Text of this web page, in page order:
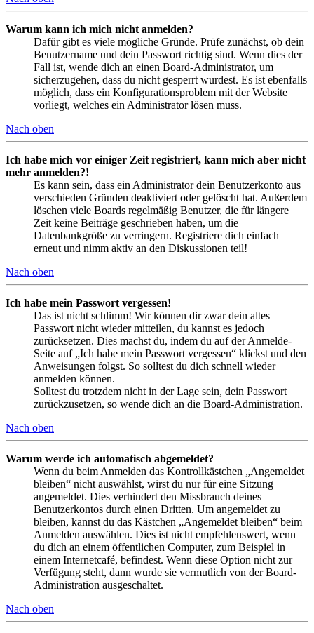
Warum kann ich mich nicht anmelden?
Dafür gibt es viele mögliche Gründe. Prüfe zunächst, ob dein
Benutzername und dein Passwort richtig sind. Wenn dies der
Fall ist, wende dich an einen Board-Administrator, um
sicherzugehen, dass du nicht gesperrt wurdest. Es ist ebenfalls
möglich, dass ein Konfigurationsproblem mit der Website
vorliegt, welches ein Administrator lösen muss.
Nach oben
Ich habe mich vor einiger Zeit registriert, kann mich aber nicht
mehr anmelden?!
Es kann sein, dass ein Administrator dein Benutzerkonto aus
verschieden Gründen deaktiviert oder gelöscht hat. Außerdem
löschen viele Boards regelmäßig Benutzer, die für längere
Zeit keine Beiträge geschrieben haben, um die
Datenbankgröße zu verringern. Registriere dich einfach
erneut und nimm aktiv an den Diskussionen teil!
Nach oben
Ich habe mein Passwort vergessen!
Das ist nicht schlimm! Wir können dir zwar dein altes
Passwort nicht wieder mitteilen, du kannst es jedoch
zurücksetzen. Dies machst du, indem du auf der Anmelde-
Seite auf „Ich habe mein Passwort vergessen“ klickst und den
Anweisungen folgst. So solltest du dich schnell wieder
anmelden können.
Solltest du trotzdem nicht in der Lage sein, dein Passwort
zurückzusetzen, so wende dich an die Board-Administration.
Nach oben
Warum werde ich automatisch abgemeldet?
Wenn du beim Anmelden das Kontrollkästchen „Angemeldet
bleiben“ nicht auswählst, wirst du nur für eine Sitzung
angemeldet. Dies verhindert den Missbrauch deines
Benutzerkontos durch einen Dritten. Um angemeldet zu
bleiben, kannst du das Kästchen „Angemeldet bleiben“ beim
Anmelden auswählen. Dies ist nicht empfehlenswert, wenn
du dich an einem öffentlichen Computer, zum Beispiel in
einem Internetcafé, befindest. Wenn diese Option nicht zur
Verfügung steht, dann wurde sie vermutlich von der Board-
Administration ausgeschaltet.
Nach oben